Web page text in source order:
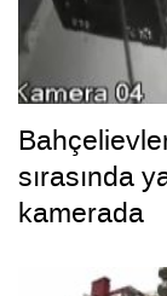
sırasında
kamerada